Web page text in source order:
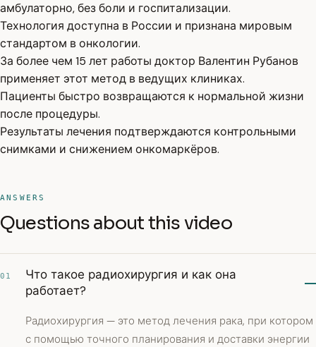
амбулаторно, без боли и госпитализации.
Технология доступна в России и признана мировым
стандартом в онкологии.
За более чем 15 лет работы доктор Валентин Рубанов
применяет этот метод в ведущих клиниках.
Пациенты быстро возвращаются к нормальной жизни
после процедуры.
Результаты лечения подтверждаются контрольными
снимками и снижением онкомаркёров.
ANSWERS
Questions about this video
01
Что такое радиохирургия и как она
работает?
Радиохирургия — это метод лечения рака, при котором
с помощью точного планирования и доставки энергии